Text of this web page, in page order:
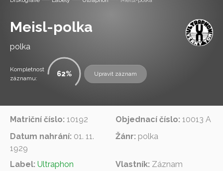
Slovník pojmů
Kontakt
Meisl-polka
polka
Kompletnost
záznamu:
62 Upravit záznam
Matriční číslo: 10192 Objednací číslo: 10013 A
Datum nahrání: 01. 11.
1929
Žánr: polka
Label: Ultraphon Vlastník: Záznam